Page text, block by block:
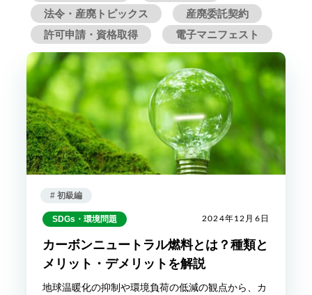
法令・産廃トピックス
産廃委託契約
許可申請・資格取得
電子マニフェスト
# 初級編
SDGs・環境問題 2024年12月6日
カーボンニュートラル燃料とは？種類と
メリット・デメリットを解説
地球温暖化の抑制や環境負荷の低減の観点から、カ